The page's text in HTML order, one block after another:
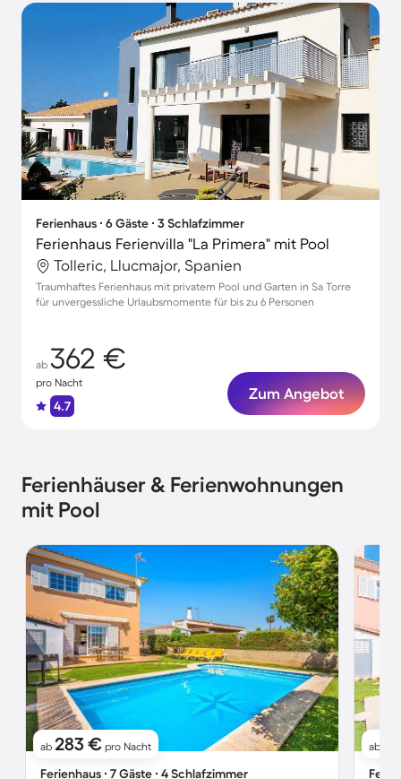
Ferienhaus ∙ 6 Gäste ∙ 3 Schlafzimmer
Ferienhaus Ferienvilla "La Primera" mit Pool
Tolleric, Llucmajor, Spanien
Traumhaftes Ferienhaus mit privatem Pool und Garten in Sa Torre
für unvergessliche Urlaubsmomente für bis zu 6 Personen
ab 362 €
pro Nacht
4.7
Zum Angebot
Ferienhäuser & Ferienwohnungen
mit Pool
ab 283 € pro Nacht
Ferienhaus ∙ 7 Gäste ∙ 4 Schlafzimmer
ab